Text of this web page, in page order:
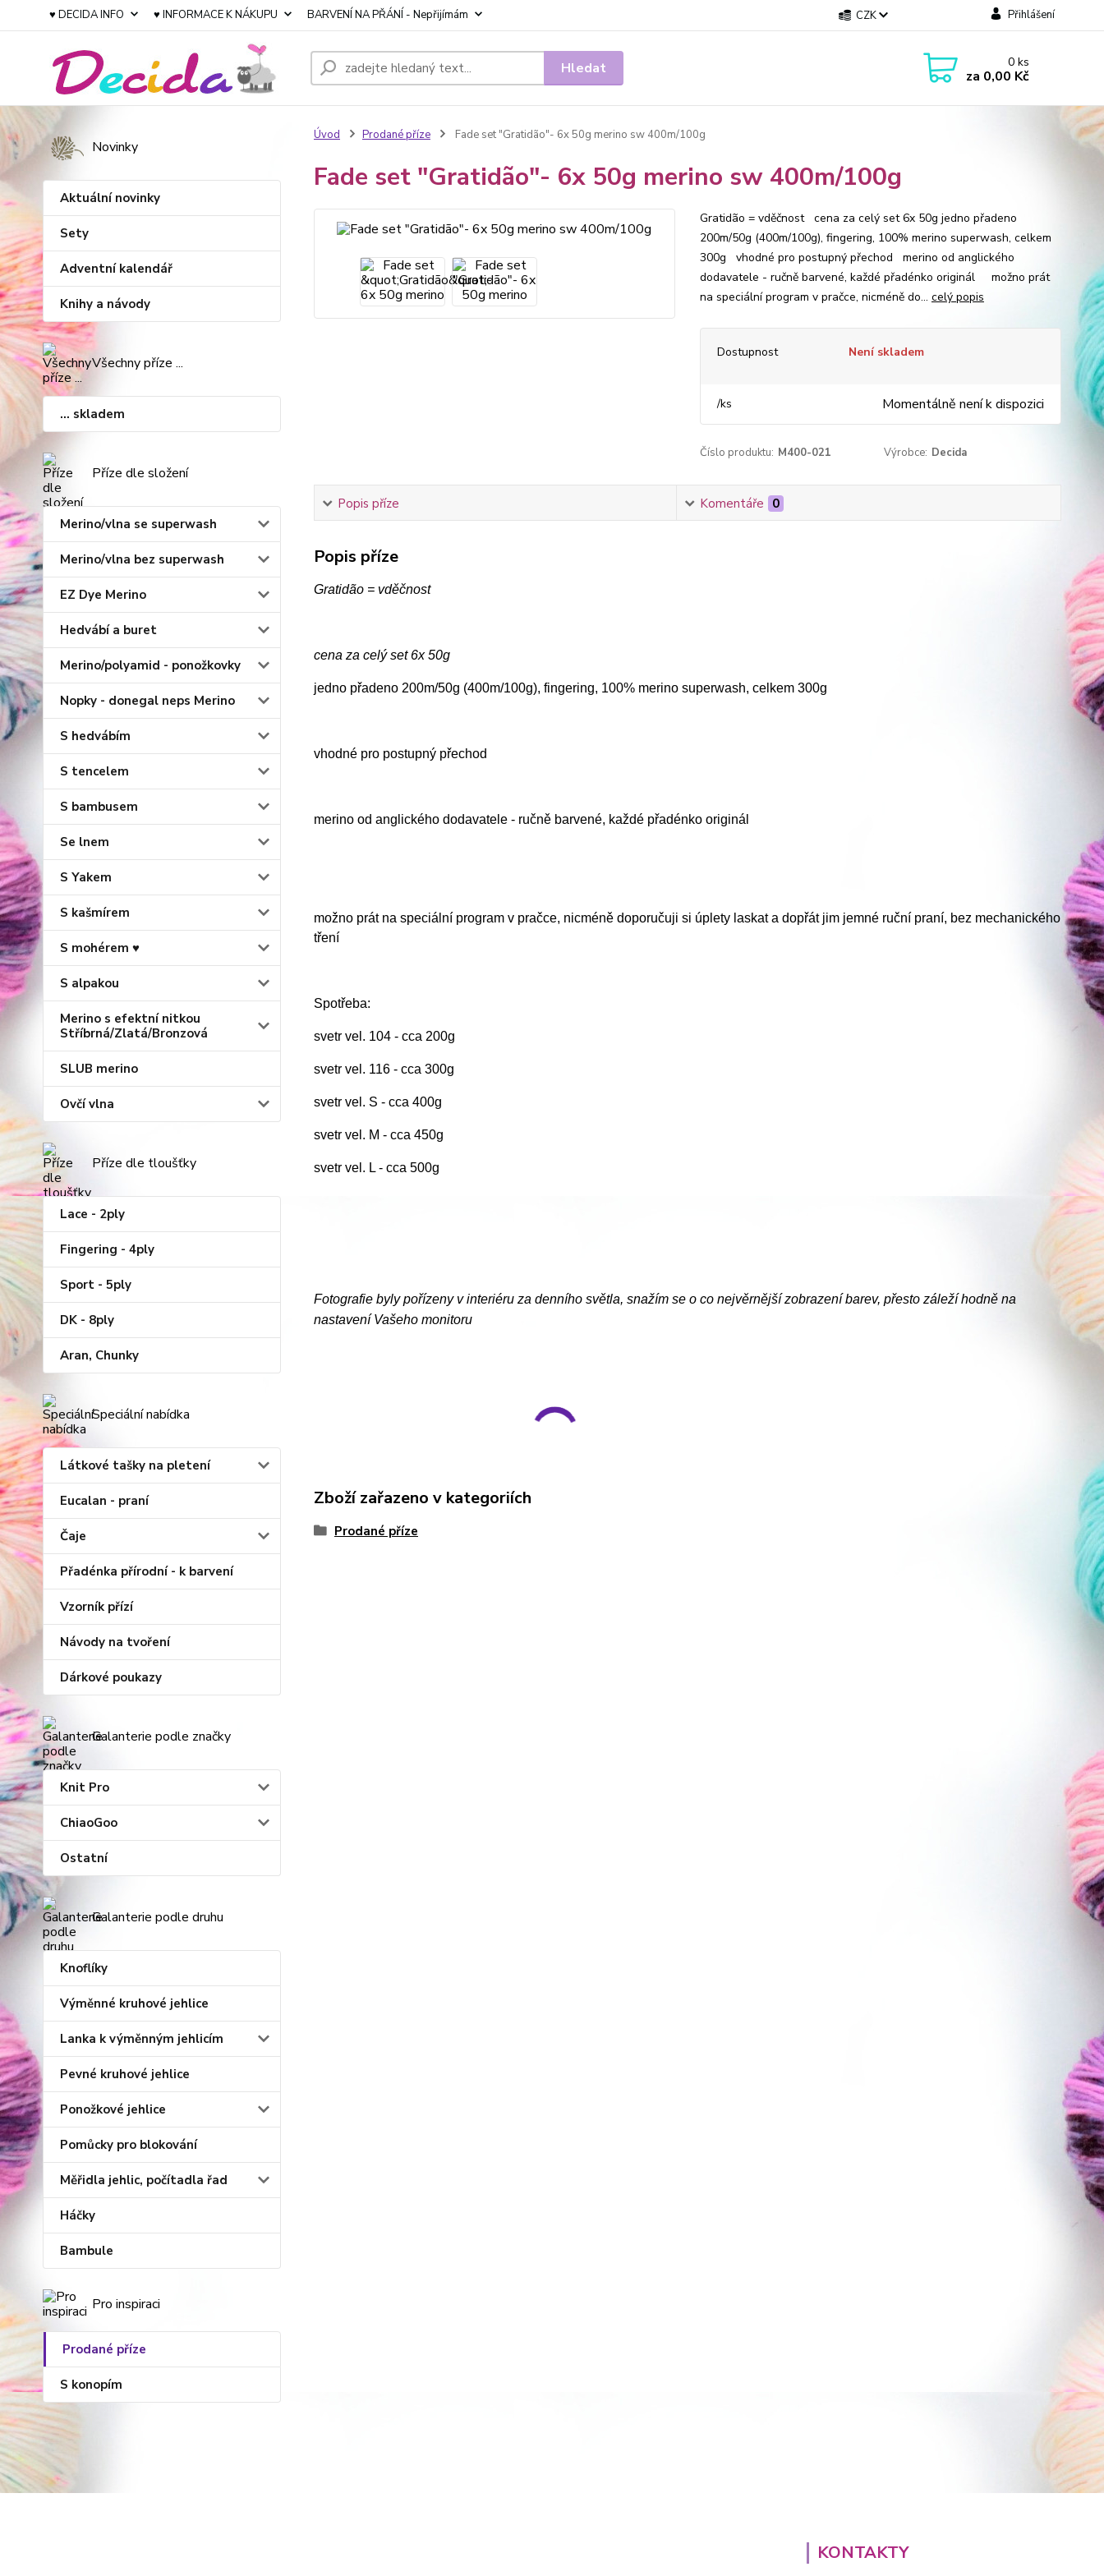
♥ DECIDA INFO ♥ INFORMACE K NÁKUPU BARVENÍ NA PŘÁNÍ - Nepřijímám CZK Přihlášení
Hledat 0ks
za 0,00 Kč
Novinky
Aktuální novinky
Sety
Adventní kalendář
Knihy a návody
Všechny příze ...
... skladem
Příze dle složení
Merino/vlna se superwash
Merino/vlna bez superwash
EZ Dye Merino
Hedvábí a buret
Merino/polyamid - ponožkovky
Nopky - donegal neps Merino
S hedvábím
S tencelem
S bambusem
Se lnem
S Yakem
S kašmírem
S mohérem ♥
S alpakou
Merino s efektní nitkou
Stříbrná/Zlatá/Bronzová
SLUB merino
Ovčí vlna
Příze dle tloušťky
Lace - 2ply
Fingering - 4ply
Sport - 5ply
DK - 8ply
Aran, Chunky
Speciální nabídka
Látkové tašky na pletení
Eucalan - praní
Čaje
Přadénka přírodní - k barvení
Vzorník přízí
Návody na tvoření
Dárkové poukazy
Galanterie podle značky
Knit Pro
ChiaoGoo
Ostatní
Galanterie podle druhu
Knoflíky
Výměnné kruhové jehlice
Lanka k výměnným jehlicím
Pevné kruhové jehlice
Ponožkové jehlice
Pomůcky pro blokování
Měřidla jehlic, počítadla řad
Háčky
Bambule
Pro inspiraci
Prodané příze
S konopím
Úvod Prodané příze Fade set "Gratidão"- 6x 50g merino sw 400m/100g
Fade set "Gratidão"- 6x 50g merino sw 400m/100g
Gratidão = vděčnost cena za celý set 6x 50g jedno přadeno
200m/50g (400m/100g), fingering, 100% merino superwash, celkem
300g vhodné pro postupný přechod merino od anglického
dodavatele - ručně barvené, každé přadénko originál možno prát
na speciální program v pračce, nicméně do... celý popis
Dostupnost Není skladem
/ks Momentálně není k dispozici
Číslo produktu: M400-021 Výrobce: Decida
Popis příze Komentáře 0
Popis příze
Gratidão = vděčnost
cena za celý set 6x 50g
jedno přadeno 200m/50g (400m/100g), fingering, 100% merino superwash, celkem 300g
vhodné pro postupný přechod
merino od anglického dodavatele - ručně barvené, každé přadénko originál
možno prát na speciální program v pračce, nicméně doporučuji si úplety laskat a dopřát jim jemné ruční praní, bez mechanického
tření
Spotřeba:
svetr vel. 104 - cca 200g
svetr vel. 116 - cca 300g
svetr vel. S - cca 400g
svetr vel. M - cca 450g
svetr vel. L - cca 500g
Fotografie byly pořízeny v interiéru za denního světla, snažím se o co nejvěrnější zobrazení barev, přesto záleží hodně na
nastavení Vašeho monitoru
Zboží zařazeno v kategoriích
Prodané příze
KONTAKTY